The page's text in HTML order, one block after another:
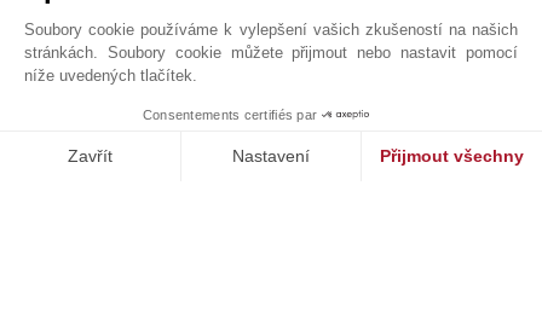
Louis Grandchamp des Raux Collection
Soubory cookie používáme k vylepšení vašich zkušeností na našich
stránkách. Soubory cookie můžete přijmout nebo nastavit pomocí
níže uvedených tlačítek.
Consentements certifiés par
Zavřít Nastavení Přijmout všechny